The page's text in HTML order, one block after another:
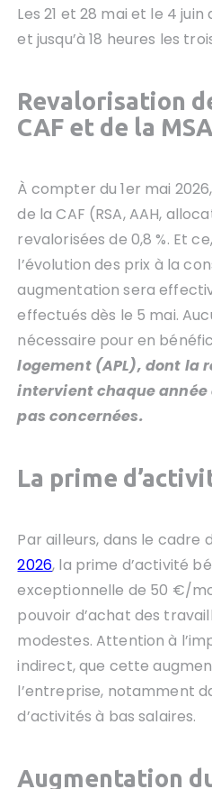
Les 21 et 28 mai et le 4 juin
et jusqu’à 18 heures les
Revalorisation
CAF et de la MSA
À compter du 1er mai
de la CAF (RSA, AAH,
revalorisées de 0,8 %. Et
l’évolution des prix à la
augmentation sera
effectués dès le 5 mai.
nécessaire pour en
logement (APL), dont la
intervient chaque année
pas concernées.
La prime
Par ailleurs, dans le cadre
2026, la prime d’activité
exceptionnelle de 50 €/
pouvoir d’achat des
modestes. Attention à
indirect, que cette
l’entreprise, notamment
d’activités à bas salaires.
Augmentation